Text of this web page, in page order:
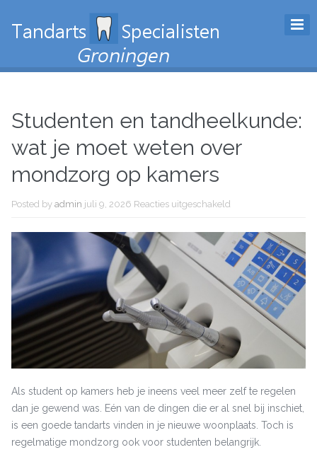
Studenten en tandheelkunde:
wat je moet weten over
mondzorg op kamers
Posted by admin juli 9, 2026 Reacties uitgeschakeld
je moet weten over
mondzorg op
kamers
Als student op kamers heb je ineens veel meer zelf te regelen
dan je gewend was. Eén van de dingen die er al snel bij inschiet,
is een goede tandarts vinden in je nieuwe woonplaats. Toch is
regelmatige mondzorg ook voor studenten belangrijk.